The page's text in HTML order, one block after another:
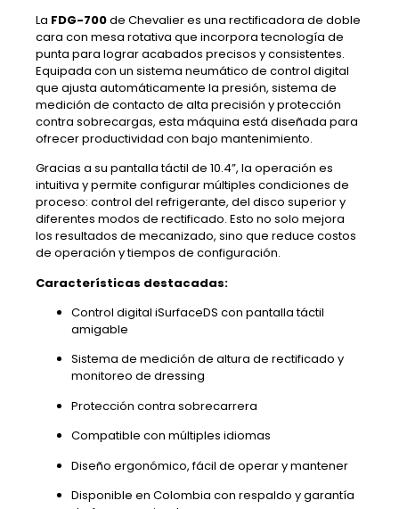
La FDG-700de Chevalier es una rectificadora de doble
cara con mesa rotativa que incorpora tecnología de
punta para lograr acabados precisos y consistentes.
Equipada con un sistema neumático de control digital
que ajusta automáticamente la presión, sistema de
medición de contacto de alta precisión y protección
contra sobrecargas, esta máquina está diseñada para
ofrecer productividad con bajo mantenimiento.
Gracias a su pantalla táctil de 10.4”, la operación es
intuitiva y permite configurar múltiples condiciones de
proceso: control del refrigerante, del disco superior y
diferentes modos de rectificado. Esto no solo mejora
los resultados de mecanizado, sino que reduce costos
de operación y tiempos de configuración.
Características destacadas:
Control digital iSurfaceDS con pantalla táctil
amigable
Sistema de medición de altura de rectificado y
monitoreo de dressing
Protección contra sobrecarrera
Compatible con múltiples idiomas
Diseño ergonómico, fácil de operar y mantener
Disponible en Colombia con respaldo y garantía